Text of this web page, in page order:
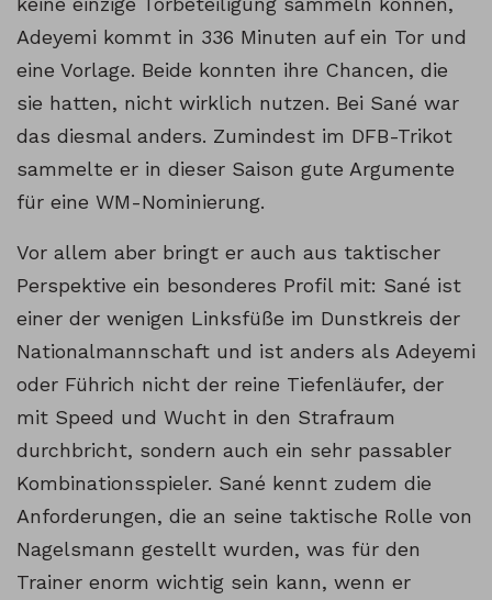
Adeyemi kommt in 336 Minuten auf ein Tor und
eine Vorlage. Beide konnten ihre Chancen, die
sie hatten, nicht wirklich nutzen. Bei Sané war
das diesmal anders. Zumindest im DFB-Trikot
sammelte er in dieser Saison gute Argumente
für eine WM-Nominierung.
Vor allem aber bringt er auch aus taktischer
Perspektive ein besonderes Profil mit: Sané ist
einer der wenigen Linksfüße im Dunstkreis der
Nationalmannschaft und ist anders als Adeyemi
oder Führich nicht der reine Tiefenläufer, der
mit Speed und Wucht in den Strafraum
durchbricht, sondern auch ein sehr passabler
Kombinationsspieler. Sané kennt zudem die
Anforderungen, die an seine taktische Rolle von
Nagelsmann gestellt wurden, was für den
Trainer enorm wichtig sein kann, wenn er